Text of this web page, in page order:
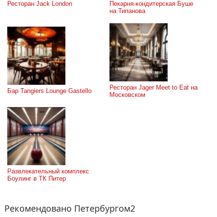
Ресторан Jack London
Пекарня-кондитерская Буше
на Типанова
Бар Tangiers Lounge Gastello
Ресторан Jager Meet to Eat на
Московском
Развлекательный комплекс
Боулинг в ТК Питер
Рекомендовано Петербургом2